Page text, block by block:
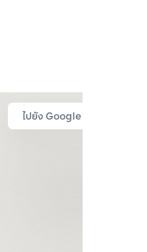
ไปยัง Google Map